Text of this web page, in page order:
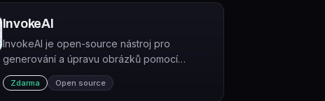
InvokeAI
InvokeAI je open-source nástroj pro
generování a úpravu obrázků pomocí
modelů Stable Diffusion, určený k provozu
lokálně na vlastním hardware.
Zdarma Open source